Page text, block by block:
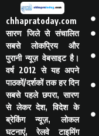
chhapratoday.com
सारण जिले से संचालित
सबसे लोकप्रिय और
पुरानी न्यूज़ वेबसाइट है।
वर्ष 2012 से यह अपने
पाठकों/दर्शकों तक हर दिन
सबसे पहले छपरा, सारण
से लेकर देश, विदेश के
ब्रेकिंग न्यूज़, लोकल
घटनाएं, रेलवे टाइमिंग